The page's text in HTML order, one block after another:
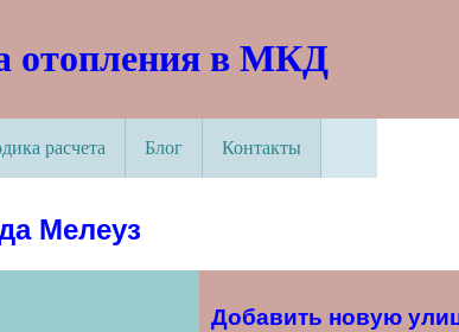
отопления в МКД
расчета Блог Контакты
Мелеуз
Добавить новую